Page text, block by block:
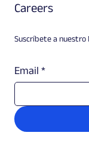
Careers
Suscríbete a
Email *